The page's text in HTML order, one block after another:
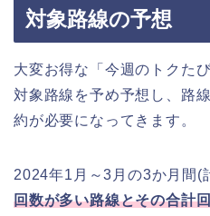
対象路線の予想
大変お得な「今週のトクた
対象路線を予め予想し、路
約が必要になってきます。
2024年1月～3月の3か月間(
回数が多い路線とその合計